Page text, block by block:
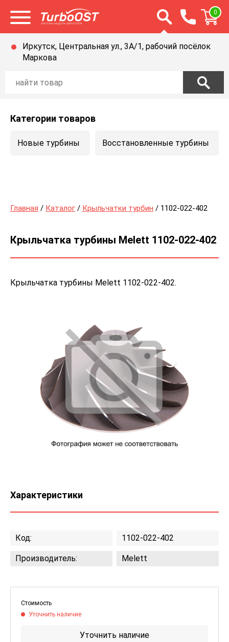
Открыть меню Открыть строку
0
Иркутск, Центральная ул., 3А/1, рабочий посёлок
Маркова
Категории товаров
Новые турбины Восстановленные турбины
Главная / Каталог / Крыльчатки турбин / 1102-022-402
Крыльчатка турбины Melett 1102-022-402
Крыльчатка турбины Melett 1102-022-402.
Характеристики
Код: 1102-022-402
Производитель: Melett
Стоимость
Уточнить наличие
Уточнить наличие